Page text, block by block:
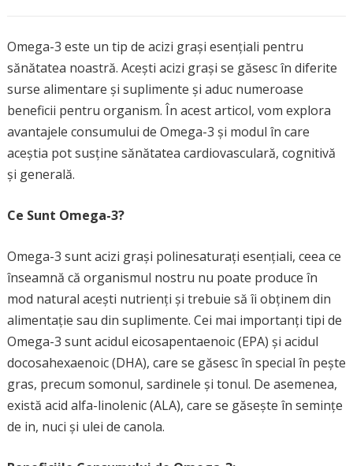
Omega-3 este un tip de acizi grași esențiali pentru
sănătatea noastră. Acești acizi grași se găsesc în diferite
surse alimentare și suplimente și aduc numeroase
beneficii pentru organism. În acest articol, vom explora
avantajele consumului de Omega-3 și modul în care
aceștia pot susține sănătatea cardiovasculară, cognitivă
și generală.
Ce Sunt Omega-3?
Omega-3 sunt acizi grași polinesaturați esențiali, ceea ce
înseamnă că organismul nostru nu poate produce în
mod natural acești nutrienți și trebuie să îi obținem din
alimentație sau din suplimente. Cei mai importanți tipi de
Omega-3 sunt acidul eicosapentaenoic (EPA) și acidul
docosahexaenoic (DHA), care se găsesc în special în pește
gras, precum somonul, sardinele și tonul. De asemenea,
există acid alfa-linolenic (ALA), care se găsește în semințe
de in, nuci și ulei de canola.